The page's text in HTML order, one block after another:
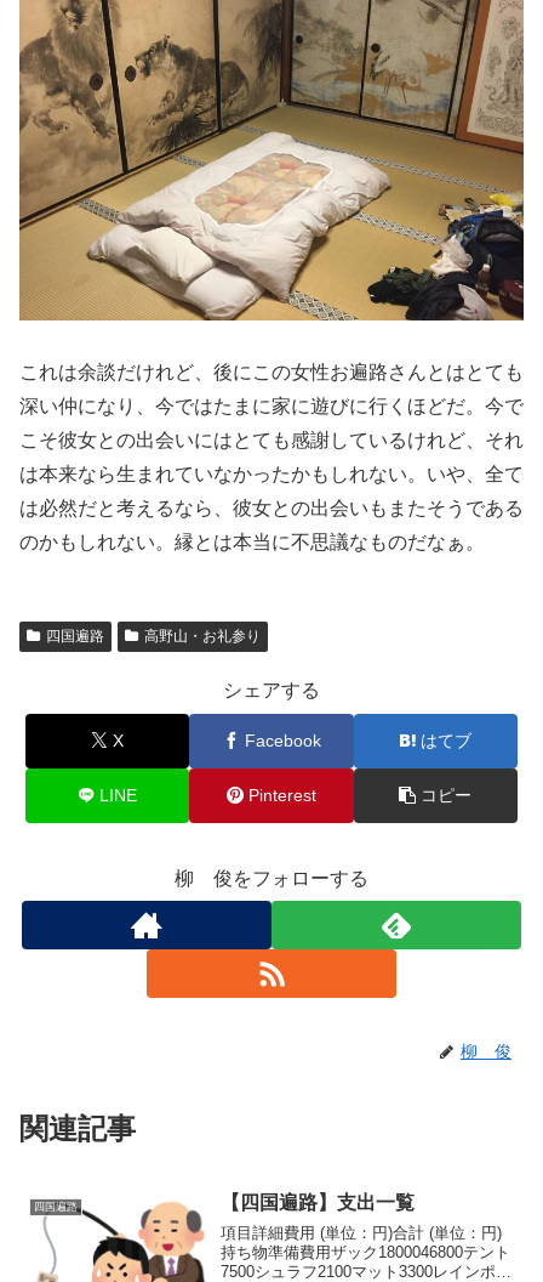
これは余談だけれど、後にこの女性お遍路さんとはとても
深い仲になり、今ではたまに家に遊びに行くほどだ。今で
こそ彼女との出会いにはとても感謝しているけれど、それ
は本来なら生まれていなかったかもしれない。いや、全て
は必然だと考えるなら、彼女との出会いもまたそうである
のかもしれない。縁とは本当に不思議なものだなぁ。
四国遍路 高野山・お礼参り
シェアする
X Facebook はてブ
LINE Pinterest コピー
柳 俊をフォローする
柳 俊
関連記事
四国遍路 【四国遍路】支出一覧
項目詳細費用 (単位：円)合計 (単位：円)
持ち物準備費用ザック1800046800テント
7500シュラフ2100マット3300レインポン